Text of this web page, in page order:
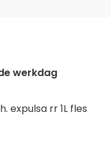
werkdag
expulsa rr 1L fles